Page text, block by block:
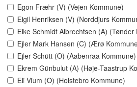
Egon Fræhr (V) (Vejen Kommune)
Eigil Henriksen (V) (Norddjurs
Eike Schmidt Albrechtsen (A) (Tønder
Ejler Mark Hansen (C) (Ærø
Ejler Schütt (O) (Aabenraa Kommune)
Ekrem Günbulut (A) (Høje-Taastrup
Eli Vium (O) (Holstebro Kommune)